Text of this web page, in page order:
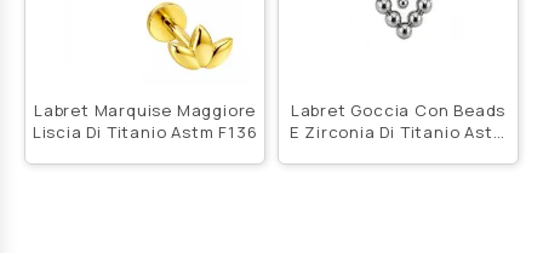
Labret Marquise Maggiore
Liscia Di Titanio Astm F136
Labret Goccia Con Beads
E Zirconia Di Titanio Astm